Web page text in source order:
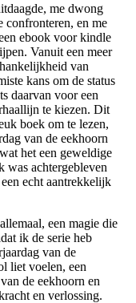
me dwong
confronteren, en me
ebook voor kindle
Vanuit een meer
van
kans om de status
daarvan voor een
te kiezen. Dit
boek om te lezen,
van de eekhoorn
het een geweldige
was achtergebleven
echt aantrekkelijk
een magie die
ik de serie heb
van de
liet voelen, een
de eekhoorn en
en verlossing.